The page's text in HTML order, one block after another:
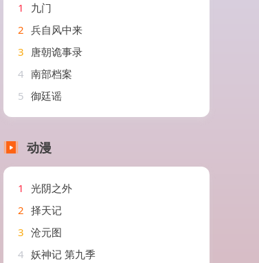
1
九门
2 兵自风中来
3 唐朝诡事录
4 南部档案
5 御廷谣
动漫
1
光阴之外
2 择天记
3 沧元图
4 妖神记 第九季